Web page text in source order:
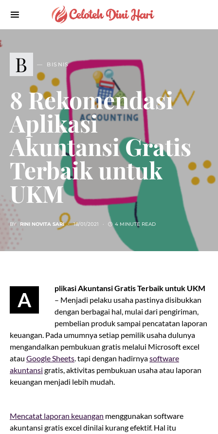
B BISNIS
8 Rekomendasi
Aplikasi
Akuntansi Gratis
Terbaik untuk
UKM
BY RINI NOVITA SARI 18/01/2021 4 MINUTE READ
A
plikasi Akuntansi Gratis Terbaik untuk UKM
– Menjadi pelaku usaha pastinya disibukkan
dengan berbagai hal, mulai dari pengiriman,
pembelian produk sampai pencatatan laporan
keuangan. Pada umumnya setiap pemilik usaha dulunya
mengandalkan pembukuan gratis melalui Microsoft excel
atau Google Sheets. tapi dengan hadirnyasoftware
akuntansi gratis, aktivitas pembukuan usaha atau laporan
keuangan menjadi lebih mudah.
Mencatat laporan keuangan menggunakan software
akuntansi gratis excel dinilai kurang efektif. Hal itu